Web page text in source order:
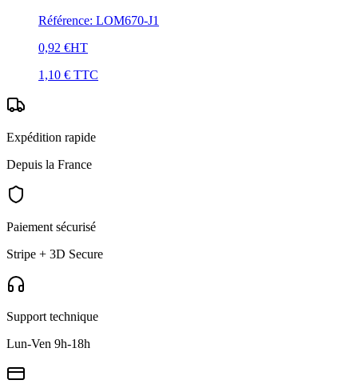
Référence: LOM670-J1
0,92 €HT
1,10 € TTC
Expédition rapide
Depuis la France
Paiement sécurisé
Stripe + 3D Secure
Support technique
Lun-Ven 9h-18h